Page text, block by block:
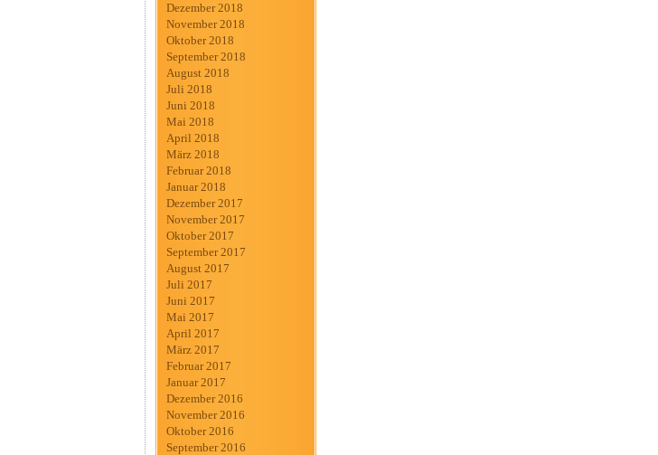
Dezember 2018
November 2018
Oktober 2018
September 2018
August 2018
Juli 2018
Juni 2018
Mai 2018
April 2018
März 2018
Februar 2018
Januar 2018
Dezember 2017
November 2017
Oktober 2017
September 2017
August 2017
Juli 2017
Juni 2017
Mai 2017
April 2017
März 2017
Februar 2017
Januar 2017
Dezember 2016
November 2016
Oktober 2016
September 2016